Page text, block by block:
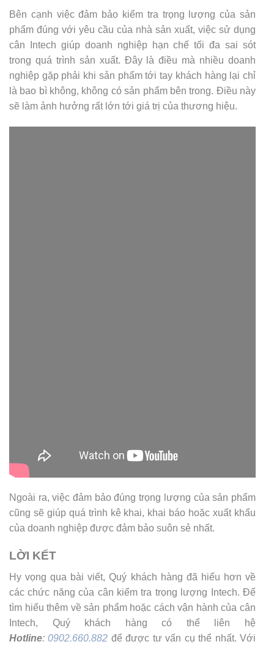
Bên cạnh việc đảm bảo kiểm tra trọng lượng của sản
phẩm đúng với yêu cầu của nhà sản xuất, việc sử dụng
cân Intech giúp doanh nghiệp hạn chế tối đa sai sót
trong quá trình sản xuất. Đây là điều mà nhiều doanh
nghiệp gặp phải khi sản phẩm tới tay khách hàng lại chỉ
là bao bì không, không có sản phẩm bên trong. Điều này
sẽ làm ảnh hưởng rất lớn tới giá trị của thương hiệu.
Ngoài ra, việc đảm bảo đúng trọng lượng của sản phẩm
cũng sẽ giúp quá trình kê khai, khai báo hoặc xuất khẩu
của doanh nghiệp được đảm bảo suôn sẻ nhất.
LỜI KẾT
Hy vọng qua bài viết, Quý khách hàng đã hiểu hơn về
các chức năng của cân kiểm tra trọng lượng Intech. Để
tìm hiểu thêm về sản phẩm hoặc cách vận hành của cân
Intech, Quý khách hàng có thể liên hệ
Hotline:0902.660.882 để được tư vấn cụ thể nhất. Với